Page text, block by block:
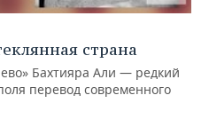
страна
Бахтияра Али — редкий
перевод современного